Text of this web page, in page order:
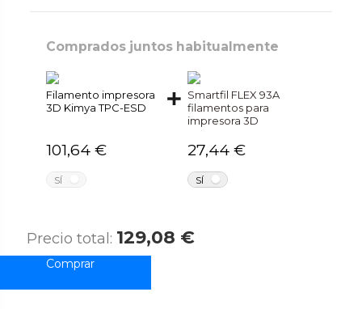
Comprados juntos habitualmente
Filamento impresora
3D Kimya TPC-ESD
101,64 €
SÍ
Smartfil FLEX 93A
filamentos para
impresora 3D
27,44 €
SÍ
Precio total: 129,08 €